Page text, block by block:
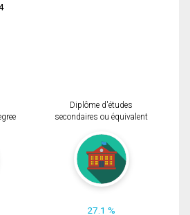
Diplôme d'études
secondaires ou équivalent
27.1 %